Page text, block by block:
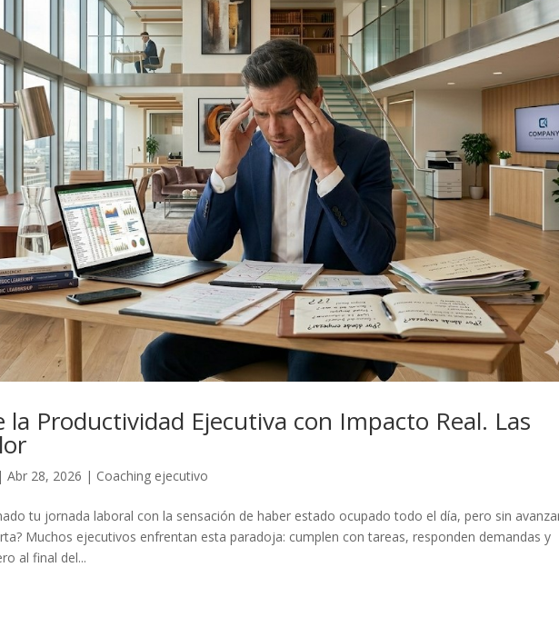
la Productividad Ejecutiva con Impacto Real. Las
|Abr 28, 2026 | Coaching ejecutivo
tu jornada laboral con la sensación de haber estado ocupado todo el día, pero sin
Muchos ejecutivos enfrentan esta paradoja: cumplen con tareas, responden demandas y
al final del...